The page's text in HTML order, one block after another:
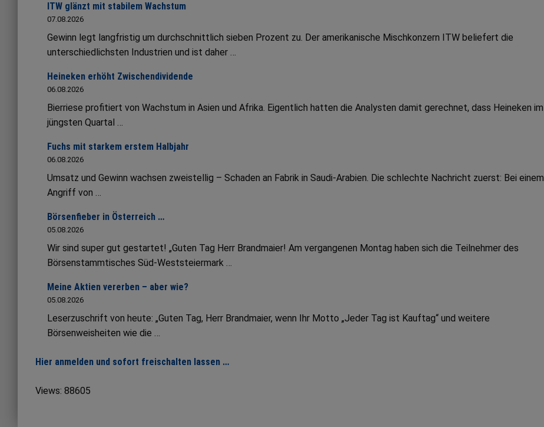
ITW glänzt mit stabilem Wachstum
07.08.2026
Gewinn legt langfristig um durchschnittlich sieben Prozent zu. Der amerikanische Mischkonzern ITW beliefert die
unterschiedlichsten Industrien und ist daher …
Heineken erhöht Zwischendividende
06.08.2026
Bierriese profitiert von Wachstum in Asien und Afrika. Eigentlich hatten die Analysten damit gerechnet, dass Heineken im
jüngsten Quartal …
Fuchs mit starkem erstem Halbjahr
06.08.2026
Umsatz und Gewinn wachsen zweistellig – Schaden an Fabrik in Saudi-Arabien. Die schlechte Nachricht zuerst: Bei einem
Angriff von …
Börsenfieber in Österreich …
05.08.2026
Wir sind super gut gestartet! „Guten Tag Herr Brandmaier! Am vergangenen Montag haben sich die Teilnehmer des
Börsenstammtisches Süd-Weststeiermark …
Meine Aktien vererben – aber wie?
05.08.2026
Leserzuschrift von heute: „Guten Tag, Herr Brandmaier, wenn Ihr Motto „Jeder Tag ist Kauftag“ und weitere
Börsenweisheiten wie die …
Hier anmelden und sofort freischalten lassen …
Views: 88605